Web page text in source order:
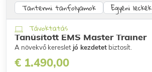
Távoktatás
Tantermi tanfolyamok Egyéni leckék
Tanúsított EMS Master Trainer
A növekvő keresletjó kezdetet biztosít.
€ 1.490,00